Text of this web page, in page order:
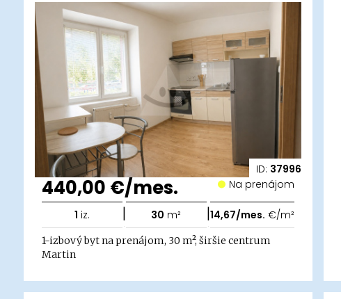
ID: 37996
440,00 €/mes. Na prenájom
1 iz. | 30 m² |14,67/mes. €/m²
1-izbový byt na prenájom, 30 m², širšie centrum
Martin